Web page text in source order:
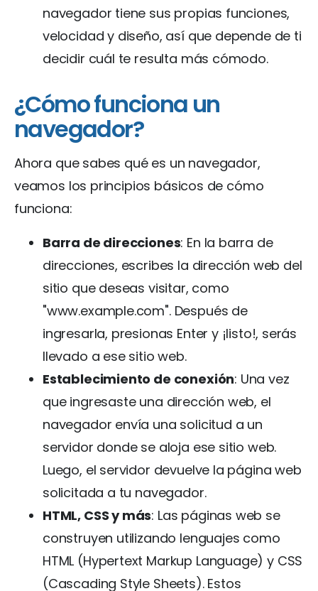
navegador tiene sus propias funciones,
velocidad y diseño, así que depende de ti
decidir cuál te resulta más cómodo.
¿Cómo funciona un
navegador?
Ahora que sabes qué es un navegador,
veamos los principios básicos de cómo
funciona:
Barra de direcciones: En la barra de
direcciones, escribes la dirección web del
sitio que deseas visitar, como
"www.example.com". Después de
ingresarla, presionas Enter y ¡listo!, serás
llevado a ese sitio web.
Establecimiento de conexión: Una vez
que ingresaste una dirección web, el
navegador envía una solicitud a un
servidor donde se aloja ese sitio web.
Luego, el servidor devuelve la página web
solicitada a tu navegador.
HTML, CSS y más: Las páginas web se
construyen utilizando lenguajes como
HTML (Hypertext Markup Language) y CSS
(Cascading Style Sheets). Estos